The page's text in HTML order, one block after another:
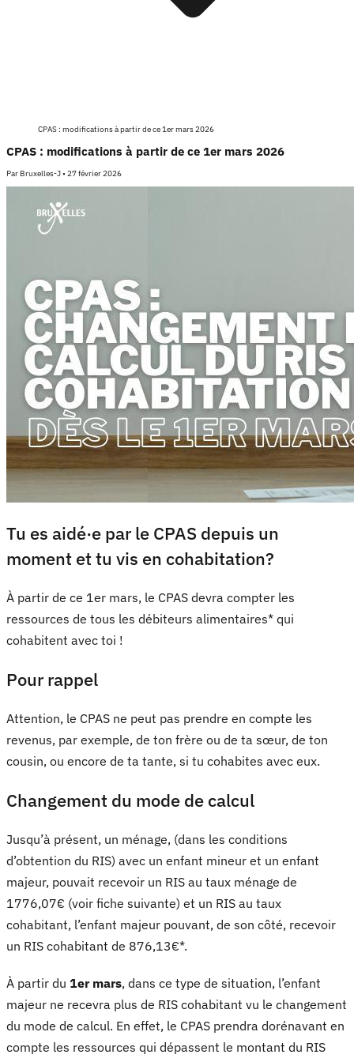
CPAS : modifications à partir de ce 1er mars 2026
CPAS : modifications à partir de ce 1er mars 2026
Par Bruxelles-J•27 février 2026
Tu es aidé·e par le CPAS depuis un
moment et tu vis en cohabitation?
À partir de ce 1er mars, le CPAS devra compter les
ressources de tous les débiteurs alimentaires* qui
cohabitent avec toi !
Pour rappel
Attention, le CPAS ne peut pas prendre en compte les
revenus, par exemple, de ton frère ou de ta sœur, de ton
cousin, ou encore de ta tante, si tu cohabites avec eux.
Changement du mode de calcul
Jusqu’à présent, un ménage, (dans les conditions
d’obtention du RIS) avec un enfant mineur et un enfant
majeur, pouvait recevoir un RIS au taux ménage de
1776,07€ (voir fiche suivante) et un RIS au taux
cohabitant, l’enfant majeur pouvant, de son côté, recevoir
un RIS cohabitant de 876,13€*.
À partir du 1er mars, dans ce type de situation, l’enfant
majeur ne recevra plus de RIS cohabitant vu le changement
du mode de calcul. En effet, le CPAS prendra dorénavant en
compte les ressources qui dépassent le montant du RIS